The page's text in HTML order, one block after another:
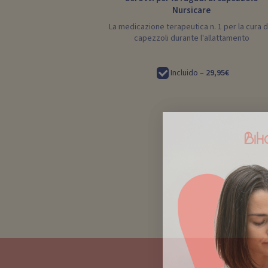
Nursicare
La medicazione terapeutica n. 1 per la cura
capezzoli durante l'allattamento
Incluido – 29,95€